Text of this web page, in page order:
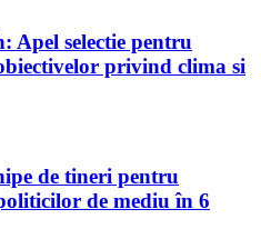
Apel selectie pentru
privind clima si
de tineri pentru
de mediu în 6